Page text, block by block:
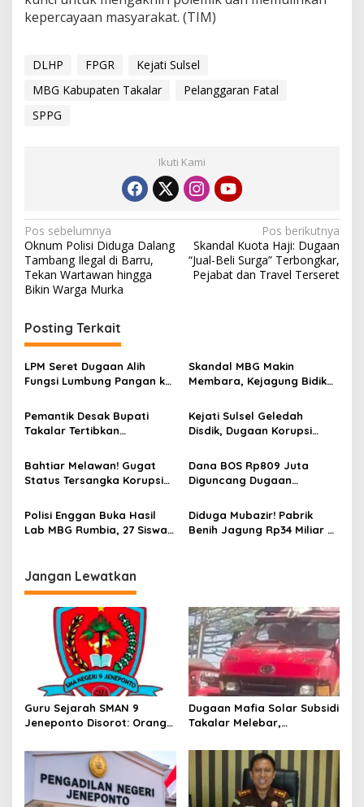
kepercayaan masyarakat. (TIM)
DLHP FPGR
Kejati Sulsel
MBG Kabupaten Takalar
Pelanggaran Fatal
SPPG
Ikuti Kami
N
a
v
i
g
a
s
i
p
o
s
Pos sebelumnya
Oknum Polisi Diduga Dalang
Tambang Ilegal di Barru,
Tekan Wartawan hingga
Bikin Warga Murka
Pos berikutnya
Skandal Kuota Haji: Dugaan
“Jual-Beli Surga” Terbongkar,
Pejabat dan Travel Terseret
Posting Terkait
LPM Seret Dugaan Alih
Fungsi Lumbung Pangan ke
Jeneponto Didesak
Bongkar Seluruh Dokumen
Skandal MBG Makin
Membara, Kejagung Bidik
Pemantik Desak Bupati
Takalar Tertibkan
PBG, Soroti Keselamatan
hingga Potensi Kebocoran
Kejati Sulsel Geledah
Disdik, Dugaan Korupsi
Miliar Kian Terkuak
Bahtiar Melawan! Gugat
Status Tersangka Korupsi
Sulsel Tak Gentar
Dana BOS Rp809 Juta
Diguncang Dugaan
ARKAS Takalar Dilaporkan
ke Kejaksaan
Polisi Enggan Buka Hasil
Lab MBG Rumbia, 27 Siswa
Diduga Mubazir! Pabrik
Benih Jagung Rp34 Miliar di
Jangan Lewatkan
Guru Sejarah SMAN 9
Jeneponto Disorot: Orang
Mengajar, Sekolah
Dugaan Mafia Solar Subsidi
Takalar Melebar,
Muncul